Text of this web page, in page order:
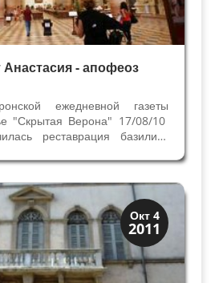
- апофеоз
ежедневной газеты
"Скрытая Верона" 17/08/10
реставрация базилики
из самых красивых церквей
работы выявили
Окт 4
2011
Верона
площади